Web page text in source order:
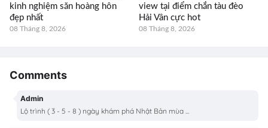
kinh nghiệm săn hoàng hôn
đẹp nhất
08 Tháng 8, 2026
view tại điểm chắn tàu đèo
Hải Vân cực hot
08 Tháng 8, 2026
Comments
Admin
Lộ trình ( 3 - 5 - 8 ) ngày khám phá Nhật Bản mùa ...